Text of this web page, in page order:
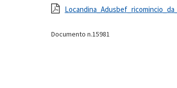
Documento n.15981